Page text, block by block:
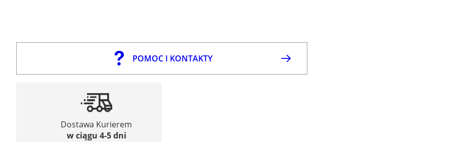
POMOC I KONTAKTY
Dostawa Kurierem
w ciągu 4-5 dni